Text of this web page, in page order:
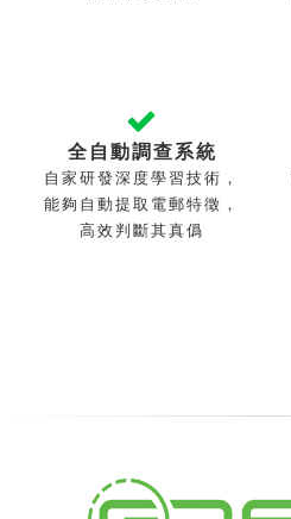
全自動調查系統
自家研發深度學習技術，
能夠自動提取電郵特徵，
高效判斷其真僞